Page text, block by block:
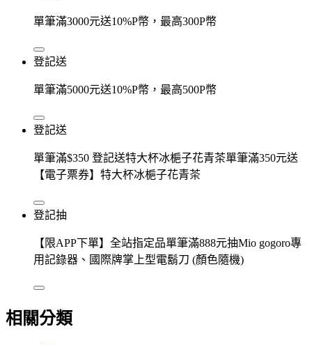
單筆滿3000元送10%P幣，最高300P幣
登記送
單筆滿5000元送10%P幣，最高500P幣
登記送
單筆滿$350 登記送特大杯冰梔子花青茶單筆滿350元送
【電子票券】特大杯冰梔子花青茶
登記抽
【限APP下單】全站指定品單筆滿888元抽Mio gogoro專
用記錄器、國際牌掌上型電鬍刀 (顏色隨機)
相關分類